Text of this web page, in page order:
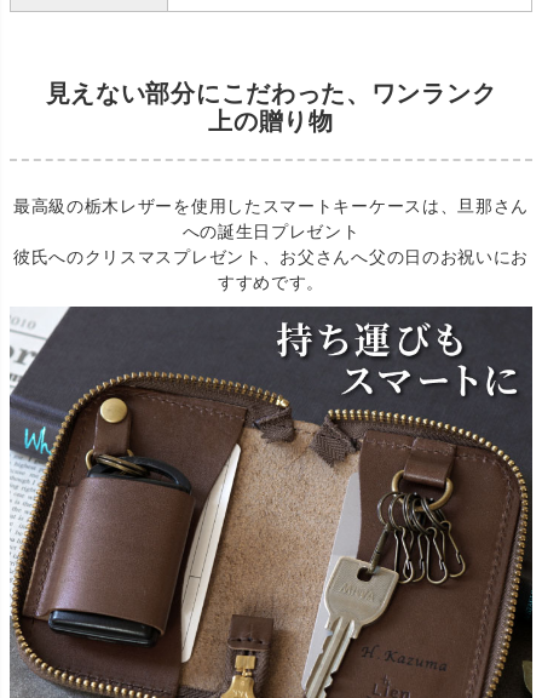
見えない部分にこだわった、ワンランク
上の贈り物
最高級の栃木レザーを使用したスマートキーケースは、旦那さん
への誕生日プレゼント
彼氏へのクリスマスプレゼント、お父さんへ父の日のお祝いにお
すすめです。